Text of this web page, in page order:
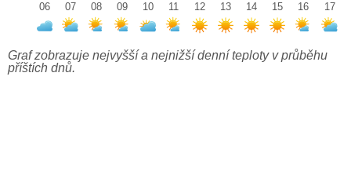
06
07
08
09
10
11
12
13
14
15
16
17
Graf zobrazuje nejvyšší a nejnižší denní teploty v průběhu
příštích dnů.